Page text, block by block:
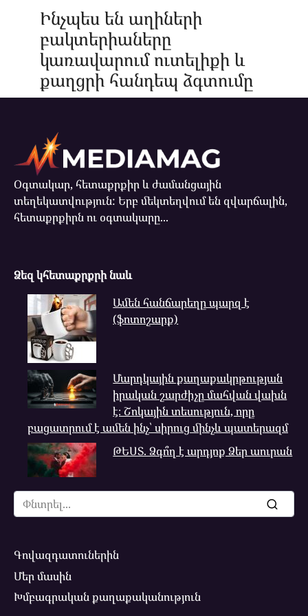
Ինչպես են աղիների
բակտերիաները
կառավարում ուտելիքի և
քաղցրի հանդեպ ձգտումը
Օգտակար, հետաքրքիր և ժամանցային
տեղեկատվություն: Երբ մեկտեղվում են զվարճալին,
հետաքրքիրն ու օգտակարը...
Ձեզ կհետաքրքրի նաև
Ամեն հանճարեղը պարզ է
(ֆոտոշարք)
Մարդկային քաղաքակրթության
իրական շարժիչը մահվան վախն
է։ Շոկային տեսություն, որը
բացատրում է ամեն ինչ՝ սիրուց մինչև պատերազմ
ԹԵՍՏ. Ձգո՞ղ է արդյոք Ձեր աուրան
Search
for:
Գովազդատուներին
Մեր մասին
Խմբագրական քաղաքականություն